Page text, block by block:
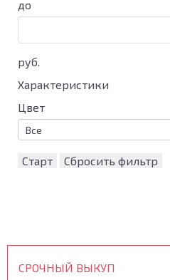
до
руб.
Характеристики
Цвет
Старт Сбросить фильтр
СРОЧНЫЙ ВЫКУП